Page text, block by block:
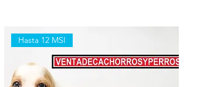
Hasta 12 MSI